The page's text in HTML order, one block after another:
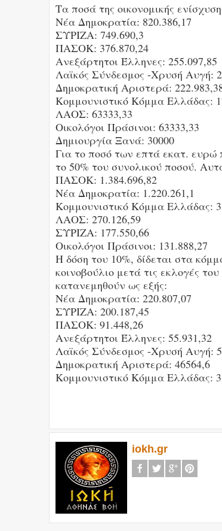
Τα ποσά της οικονομικής
Νέα Δημοκρατία: 820.386,17
ΣΥΡΙΖΑ: 749.690,3
ΠΑΣΟΚ: 376.870,24
Ανεξάρτητοι Έλληνες: 255.097,85
Λαϊκός Σύνδεσμος -Χρυσή Αυγή:
Δημοκρατική Αριστερά:
Κομμουνιστικό Κόμμα Ελλάδας:
ΛΑΟΣ: 63333,33
Οικολόγοι Πράσινοι: 63333,33
Δημιουργία Ξανά: 30000
Για το ποσό των επτά εκατ. ευρώ
το 50% του συνολικού ποσού.
ΠΑΣΟΚ: 1.384.696,82
Νέα Δημοκρατία: 1.220.261,1
Κομμουνιστικό Κόμμα Ελλάδας:
ΛΑΟΣ: 270.126,59
ΣΥΡΙΖΑ: 177.550,66
Οικολόγοι Πράσινοι: 131.888,27
Η δόση του 10%, δίδεται στα
κοινοβούλιο μετά τις εκλογές
κατανεμηθούν ως εξής:
Νέα Δημοκρατία: 220.807,07
ΣΥΡΙΖΑ: 200.187,45
ΠΑΣΟΚ: 91.448,26
Ανεξάρτητοι Έλληνες: 55.931,32
Λαϊκός Σύνδεσμος -Χρυσή Αυγή:
Δημοκρατική Αριστερά: 46564,6
Κομμουνιστικό Κόμμα Ελλάδας:
iokh.gr